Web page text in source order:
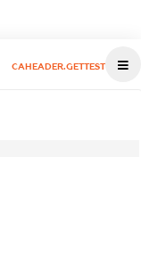
CAHEADER.GETTEST